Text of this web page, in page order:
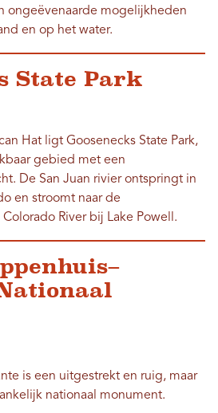
ongeëvenaarde mogelijkheden
en op het water.
State Park
Hat ligt Goosenecks State Park,
gebied met een
De San Juan rivier ontspringt in
en stroomt naar de
River bij Lake Powell.
is een uitgestrekt en ruig, maar
nationaal monument.